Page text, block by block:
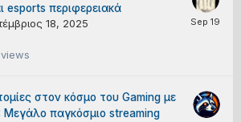
esports περιφερειακά
18, 2025
views
στον κόσμο του Gaming με
Μεγάλο παγκόσμιο streaming